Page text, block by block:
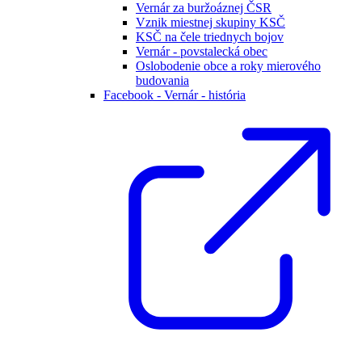
Vernár za buržoáznej ČSR
Vznik miestnej skupiny KSČ
KSČ na čele triednych bojov
Vernár - povstalecká obec
Oslobodenie obce a roky mierového
budovania
Facebook - Vernár - história